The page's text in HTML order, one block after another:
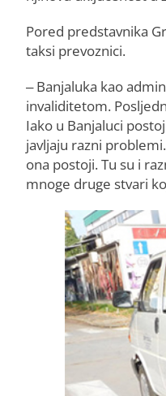
Pored predstavnika
taksi prevoznici.
– Banjaluka kao
invaliditetom.
Iako u Banjaluci
javljaju razni
ona postoji. Tu su i
mnoge druge stvari